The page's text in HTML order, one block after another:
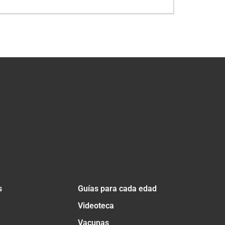
Guías para cada edad
Videoteca
Vacunas